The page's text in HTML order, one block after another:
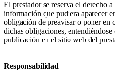
El prestador se reserva el derecho
información que pudiera aparecer
obligación de preavisar o poner en
dichas obligaciones,
publicación en el sitio web del
Responsabilidad